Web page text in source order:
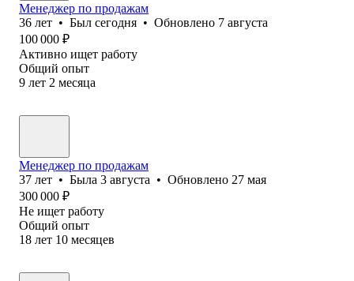
Менеджер по продажам
36 лет • Был сегодня • Обновлено 7 августа
100 000 ₽
Активно ищет работу
Общий опыт
9 лет 2 месяца
Менеджер по продажам
37 лет • Была 3 августа • Обновлено 27 мая
300 000 ₽
Не ищет работу
Общий опыт
18 лет 10 месяцев